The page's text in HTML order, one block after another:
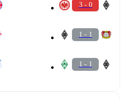
3 - 0
1 - 1
1 - 1